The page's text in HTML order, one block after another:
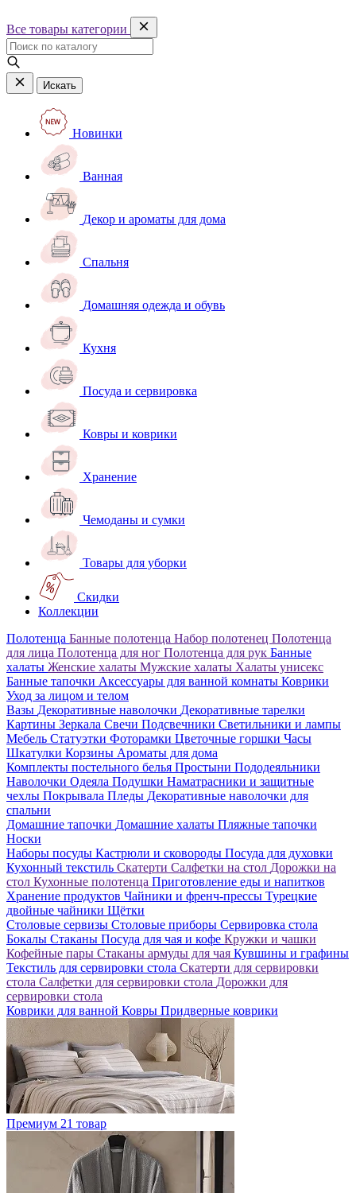
Все товары категории
Искать
Новинки
Ванная
Декор и ароматы для дома
Спальня
Домашняя одежда и обувь
Кухня
Посуда и сервировка
Ковры и коврики
Хранение
Чемоданы и сумки
Товары для уборки
Скидки
Коллекции
Полотенца Банные полотенца Набор полотенец Полотенца
для лица Полотенца для ног Полотенца для рук Банные
халаты Женские халаты Мужские халаты Халаты унисекс
Банные тапочки Аксессуары для ванной комнаты Коврики
Уход за лицом и телом
Вазы Декоративные наволочки Декоративные тарелки
Картины Зеркала Свечи Подсвечники Светильники и лампы
Мебель Статуэтки Фоторамки Цветочные горшки Часы
Шкатулки Корзины Ароматы для дома
Комплекты постельного белья Простыни Пододеяльники
Наволочки Одеяла Подушки Наматрасники и защитные
чехлы Покрывала Пледы Декоративные наволочки для
спальни
Домашние тапочки Домашние халаты Пляжные тапочки
Носки
Наборы посуды Кастрюли и сковороды Посуда для духовки
Кухонный текстиль Скатерти Салфетки на стол Дорожки на
стол Кухонные полотенца Приготовление еды и напитков
Хранение продуктов Чайники и френч-прессы Турецкие
двойные чайники Щётки
Столовые сервизы Столовые приборы Сервировка стола
Бокалы Стаканы Посуда для чая и кофе Кружки и чашки
Кофейные пары Стаканы армуды для чая Кувшины и графины
Текстиль для сервировки стола Скатерти для сервировки
стола Салфетки для сервировки стола Дорожки для
сервировки стола
Коврики для ванной Ковры Придверные коврики
Премиум 21 товар